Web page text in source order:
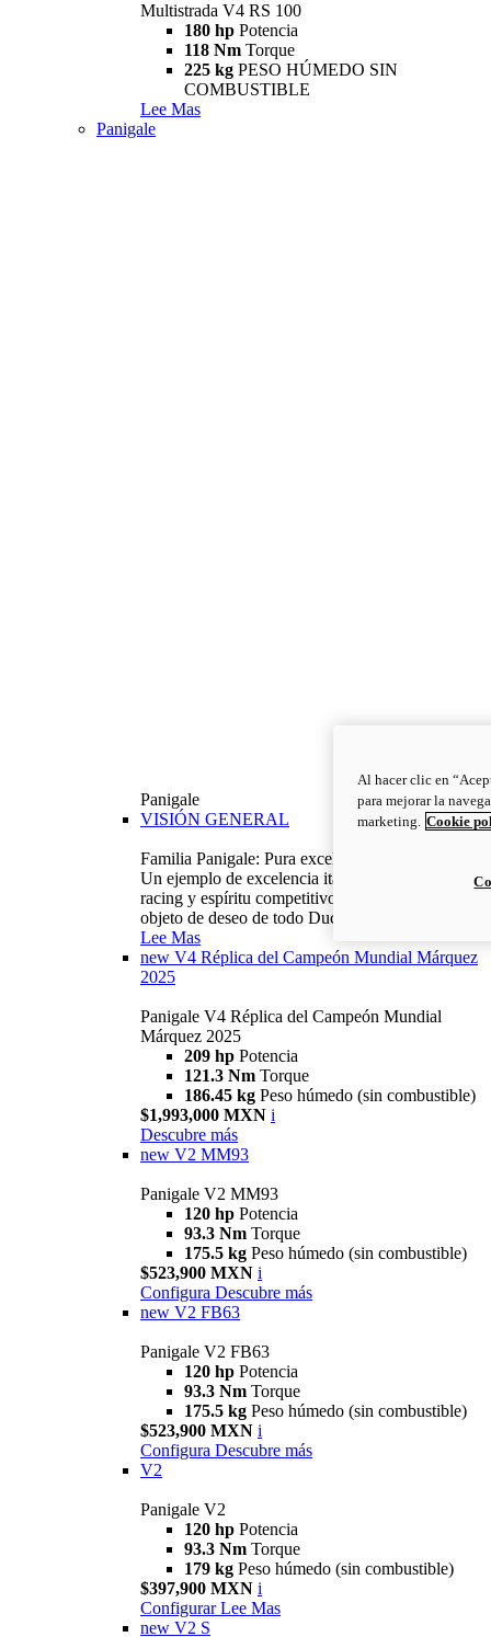
Multistrada V4 RS 100
180 hp Potencia
118 Nm Torque
225 kg PESO HÚMEDO SIN
COMBUSTIBLE
Lee Mas
Panigale
Panigale
VISIÓN GENERAL
Familia Panigale: Pura excelencia italiana.
Un ejemplo de excelencia italiana, con ADN
racing y espíritu competitivo: la Panigale es el
objeto de deseo de todo Ducatista.
Lee Mas
new V4 Réplica del Campeón Mundial Márquez
2025
Panigale V4 Réplica del Campeón Mundial
Márquez 2025
209 hp Potencia
121.3 Nm Torque
186.45 kg Peso húmedo (sin combustible)
$1,993,000 MXN i
Descubre más
new V2 MM93
Panigale V2 MM93
120 hp Potencia
93.3 Nm Torque
175.5 kg Peso húmedo (sin combustible)
$523,900 MXN i
Configura Descubre más
new V2 FB63
Panigale V2 FB63
120 hp Potencia
93.3 Nm Torque
175.5 kg Peso húmedo (sin combustible)
$523,900 MXN i
Configura Descubre más
V2
Panigale V2
120 hp Potencia
93.3 Nm Torque
179 kg Peso húmedo (sin combustible)
$397,900 MXN i
Configurar Lee Mas
new V2 S
Al hacer clic en
para mejorar la
marketing. Cookie